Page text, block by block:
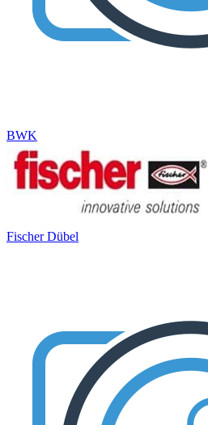
BWK
Fischer Dübel